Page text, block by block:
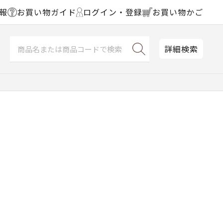
お買い物ガイド ログイン・登録 お買い物かご
詳細検索